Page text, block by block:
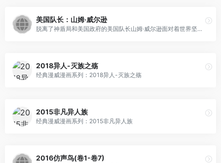
美国队长：山姆·威尔逊
脱离了神盾局和美国政府的美国队长山姆·威尔逊面对着世界坚定的宣布了自己的立场，而随之而来的却是更多的挫折与磨难，他将如何面对？
2018异人-灭族之殇
经典漫威漫画系列：2018异人-灭族之殇
2015非凡异人族
经典漫威漫画系列：2015非凡异人族
2016仿声鸟(卷1-卷7)